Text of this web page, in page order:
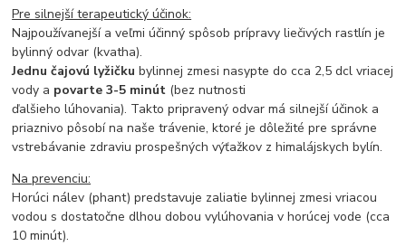
Pre silnejší terapeutický účinok:
Najpoužívanejší a veľmi účinný spôsob prípravy liečivých rastlín je
bylinný odvar (kvatha).
Jednu čajovú lyžičku bylinnej zmesi nasypte do cca 2,5 dcl vriacej
vody a povarte 3-5 minút (bez nutnosti
ďalšieho lúhovania). Takto pripravený odvar má silnejší účinok a
priaznivo pôsobí na naše trávenie, ktoré je dôležité pre správne
vstrebávanie zdraviu prospešných výťažkov z himalájskych bylín.
Na prevenciu:
Horúci nálev (phant) predstavuje zaliatie bylinnej zmesi vriacou
vodou s dostatočne dlhou dobou vylúhovania v horúcej vode (cca
10 minút).